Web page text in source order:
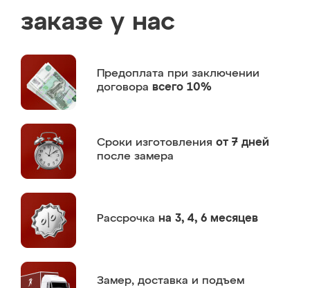
заказе у нас
Предоплата при заключении
договора всего 10%
Сроки изготовления от 7 дней
после замера
Рассрочка на 3, 4, 6 месяцев
Замер, доставка и подъем